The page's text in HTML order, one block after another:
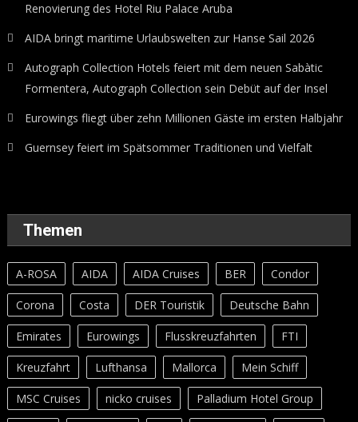
Renovierung des Hotel Riu Palace Aruba
AIDA bringt maritime Urlaubswelten zur Hanse Sail 2026
Autograph Collection Hotels feiert mit dem neuen Sabàtic
Formentera, Autograph Collection sein Debüt auf der Insel
Eurowings fliegt über zehn Millionen Gäste im ersten Halbjahr
Guernsey feiert im Spätsommer Traditionen und Vielfalt
Themen
A-ROSA AIDA AIDA Cruises BER Condor
Corona Costa DER Touristik Deutsche Bahn
Emirates Eurowings Flusskreuzfahrten FTI
Kreuzfahrt Lufthansa Mallorca Mein Schiff
MSC Cruises nicko cruises Palladium Hotel Group